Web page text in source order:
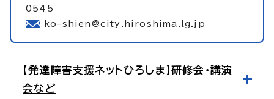
0545
ko-shien@city.hiroshima.lg.jp
【発達障害支援ネットひろしま】研修会・講演
会など